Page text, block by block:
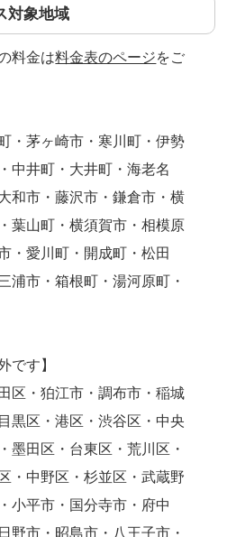
対象地域
料金は料金表のページをご
・茅ヶ崎市・寒川町・伊勢
中井町・大井町・海老名
和市・藤沢市・鎌倉市・横
葉山町・横須賀市・相模原
・愛川町・開成町・松田
浦市・箱根町・湯河原町・
です】
区・狛江市・調布市・稲城
黒区・港区・渋谷区・中央
墨田区・台東区・荒川区・
・中野区・杉並区・武蔵野
小平市・国分寺市・府中
野市・昭島市・八王子市・